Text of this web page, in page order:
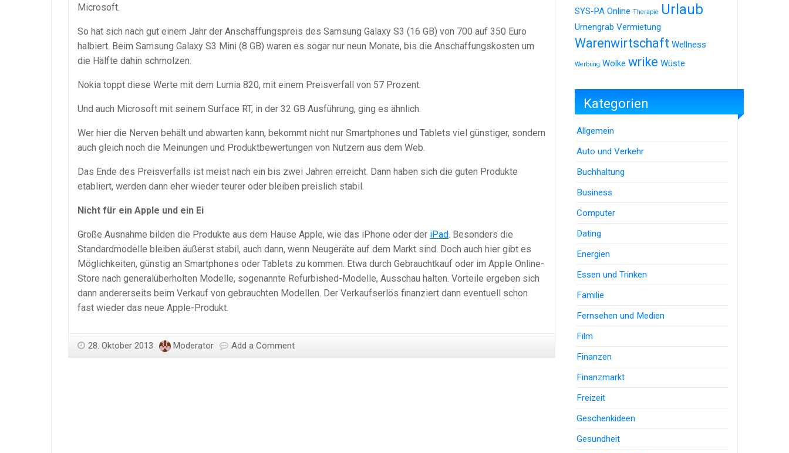
Microsoft.
So hat sich nach gut einem Jahr der Anschaffungspreis des Samsung Galaxy S3 (16 GB) von 700 auf 350 Euro
halbiert. Beim Samsung Galaxy S3 Mini (8 GB) waren es sogar nur neun Monate, bis die Anschaffungskosten um
die Hälfte dahin schmolzen.
Nokia toppt diese Werte mit dem Lumia 820, mit einem Preisverfall von 57 Prozent.
Und auch Microsoft mit seinem Surface RT, in der 32 GB Ausführung, ging es ähnlich.
Wer hier die Nerven behält und abwarten kann, bekommt nicht nur Smartphones und Tablets viel günstiger, sondern
auch gleich noch die Meinungen und Produktbewertungen von Nutzern aus dem Web.
Das Ende des Preisverfalls ist meist nach ein bis zwei Jahren erreicht. Dann haben sich die guten Produkte
etabliert, werden dann eher wieder teurer oder bleiben preislich stabil.
Nicht für ein Apple und ein Ei
Große Ausnahme bilden die Produkte aus dem Hause Apple, wie das iPhone oder der iPad. Besonders die
Standardmodelle bleiben äußerst stabil, auch dann, wenn Neugeräte auf dem Markt sind. Doch auch hier gibt es
Möglichkeiten, günstig an Smartphones oder Tablets zu kommen. Etwa durch Gebrauchtkauf oder im Apple Online-
Store nach generalüberholten Modelle, sogenannte Refurbished-Modelle, Ausschau halten. Vorteile ergeben sich
dann andererseits beim Verkauf von gebrauchten Modellen. Der Verkaufserlös finanziert dann eventuell schon
fast wieder das neue Apple-Produkt.
28. Oktober 2013 Moderator Add a Comment
SYS-PA Online Therapie Urlaub
Urnengrab Vermietung
Warenwirtschaft Wellness
Werbung Wolke wrike Wüste
Kategorien
Allgemein
Auto und Verkehr
Buchhaltung
Business
Computer
Dating
Energien
Essen und Trinken
Familie
Fernsehen und Medien
Film
Finanzen
Finanzmarkt
Freizeit
Geschenkideen
Gesundheit